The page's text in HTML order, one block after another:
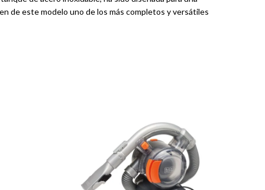
de este modelo uno de los más completos y versátiles